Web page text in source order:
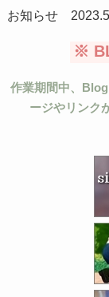
お知らせ 2023.5
※
作業期間中、
ージやリンク